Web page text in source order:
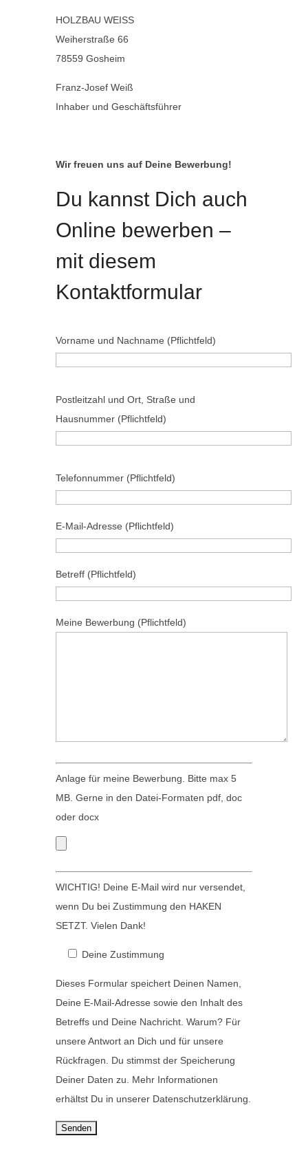
HOLZBAU WEISS
Weiherstraße 66
78559 Gosheim
Franz-Josef Weiß
Inhaber und Geschäftsführer
Wir freuen uns auf Deine Bewerbung!
Du kannst Dich auch
Online bewerben –
mit diesem
Kontaktformular
Vorname und Nachname (Pflichtfeld)
t
a
s
i
e
l
e
.
Postleitzahl und Ort, Straße und
Hausnummer (Pflichtfeld)
t
t
s
s
F
e
l
l
e
e
r
.
Telefonnummer (Pflichtfeld)
E-Mail-Adresse (Pflichtfeld)
Betreff (Pflichtfeld)
Meine Bewerbung (Pflichtfeld)
Anlage für meine Bewerbung. Bitte max 5
MB. Gerne in den Datei-Formaten pdf, doc
oder docx
WICHTIG! Deine E-Mail wird nur versendet,
wenn Du bei Zustimmung den HAKEN
SETZT. Vielen Dank!
Deine Zustimmung
Dieses Formular speichert Deinen Namen,
Deine E-Mail-Adresse sowie den Inhalt des
Betreffs und Deine Nachricht. Warum? Für
unsere Antwort an Dich und für unsere
Rückfragen. Du stimmst der Speicherung
Deiner Daten zu. Mehr Informationen
erhältst Du in unserer Datenschutzerklärung.